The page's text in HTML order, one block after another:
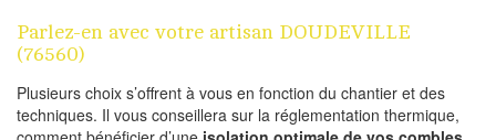
Parlez-en avec votre artisan DOUDEVILLE
(76560)
Plusieurs choix s’offrent à vous en fonction du chantier et des
techniques. Il vous conseillera sur la réglementation thermique,